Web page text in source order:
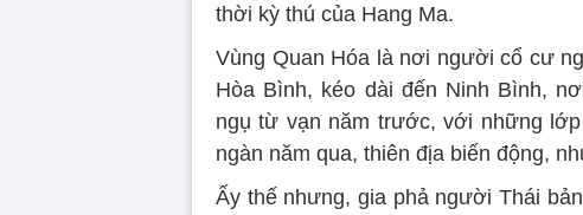
thời kỳ thú của Hang Ma.
Vùng Quan Hóa là nơi người cổ cư
Hòa Bình, kéo dài đến Ninh Bình,
ngụ từ vạn năm trước, với những
ngàn năm qua, thiên địa biến động,
Ấy thế nhưng, gia phả người Thái